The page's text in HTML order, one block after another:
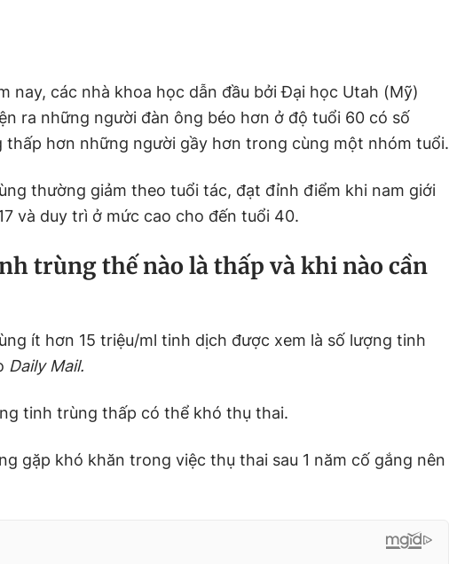
nay, các nhà khoa học dẫn đầu bởi Đại học Utah (Mỹ)
ra những người đàn ông béo hơn ở độ tuổi 60 có số
thấp hơn những người gầy hơn trong cùng một nhóm tuổi.
thường giảm theo tuổi tác, đạt đỉnh điểm khi nam giới
và duy trì ở mức cao cho đến tuổi 40.
trùng thế nào là thấp và khi nào cần
ít hơn 15 triệu/ml tinh dịch được xem là số lượng tinh
Daily Mail.
tinh trùng thấp có thể khó thụ thai.
gặp khó khăn trong việc thụ thai sau 1 năm cố gắng nên